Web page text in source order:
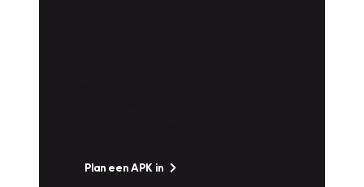
Plan een APK in